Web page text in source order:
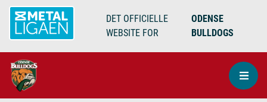
DET OFFICIELLE
WEBSITE FOR
ODENSE
BULLDOGS